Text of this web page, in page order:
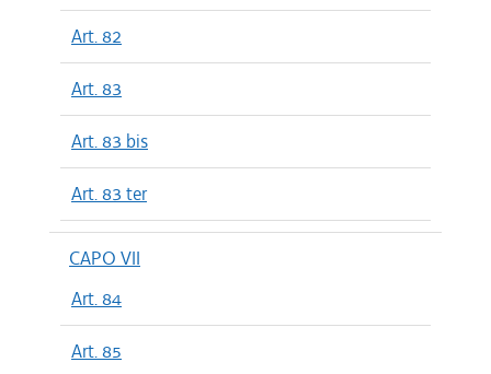
Art. 82
Art. 83
Art. 83 bis
Art. 83 ter
CAPO VII
Art. 84
Art. 85